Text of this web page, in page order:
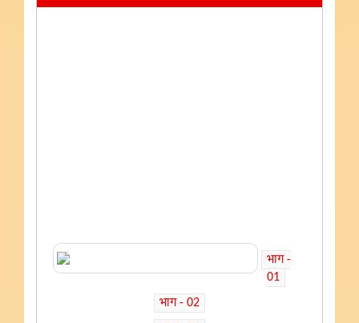
भाग -
01
भाग - 02